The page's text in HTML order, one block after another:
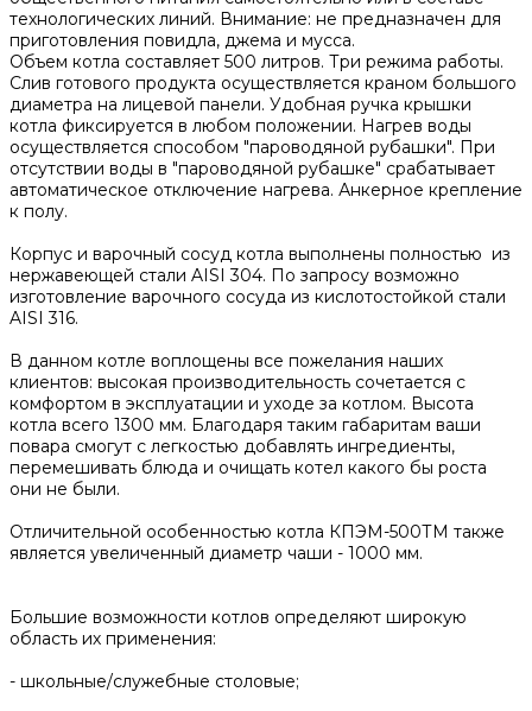
технологических линий. Внимание: не предназначен для
приготовления повидла, джема и мусса.
Объем котла составляет 500 литров. Три режима работы.
Слив готового продукта осуществляется краном большого
диаметра на лицевой панели. Удобная ручка крышки
котла фиксируется в любом положении. Нагрев воды
осуществляется способом "пароводяной рубашки". При
отсутствии воды в "пароводяной рубашке" срабатывает
автоматическое отключение нагрева. Анкерное крепление
к полу.
Корпус и варочный сосуд котла выполнены полностью из
нержавеющей стали AISI 304. По запросу возможно
изготовление варочного сосуда из кислотостойкой стали
AISI 316.
В данном котле воплощены все пожелания наших
клиентов: высокая производительность сочетается с
комфортом в эксплуатации и уходе за котлом. Высота
котла всего 1300 мм. Благодаря таким габаритам ваши
повара смогут с легкостью добавлять ингредиенты,
перемешивать блюда и очищать котел какого бы роста
они не были.
Отличительной особенностью котла КПЭМ-500ТМ также
является увеличенный диаметр чаши - 1000 мм.
Большие возможности котлов определяют широкую
область их применения:
- школьные/служебные столовые;